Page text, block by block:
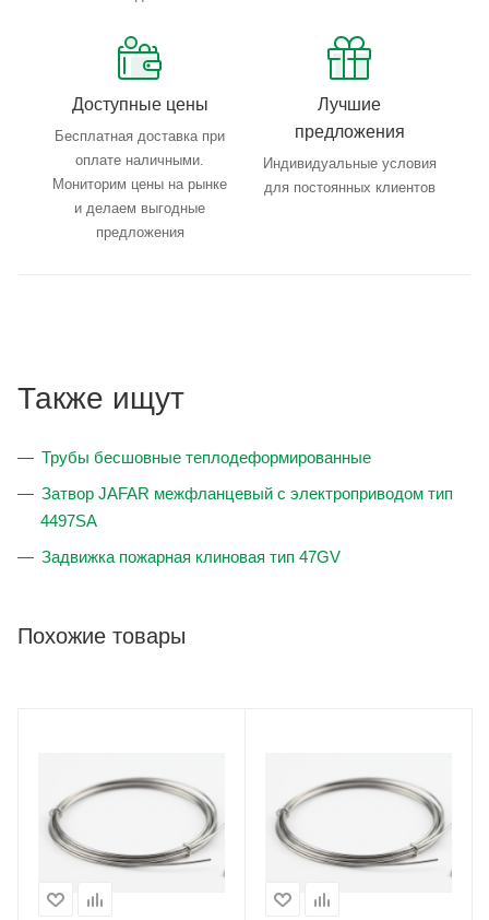
Доступные цены
Бесплатная доставка при
оплате наличными.
Мониторим цены на рынке
и делаем выгодные
предложения
Лучшие
предложения
Индивидуальные условия
для постоянных клиентов
Также ищут
Трубы бесшовные теплодеформированные
Затвор JAFAR межфланцевый с электроприводом тип
4497SA
Задвижка пожарная клиновая тип 47GV
Похожие товары